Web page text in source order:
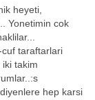
heyeti,
Yonetimin cok
taraftarlari
takim
hep karsi